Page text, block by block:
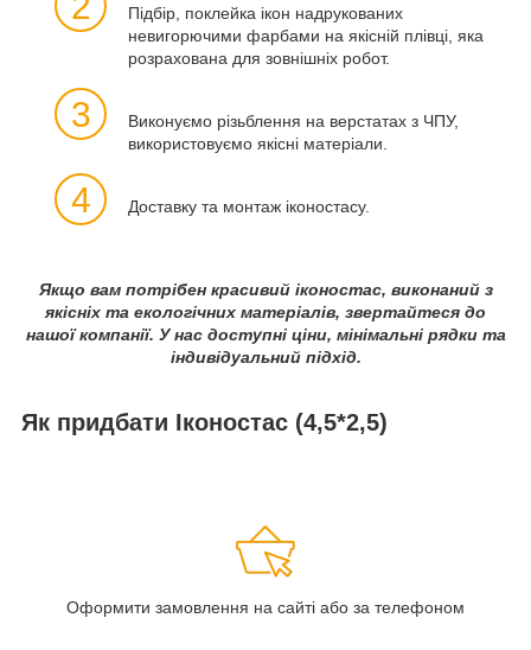
Підбір, поклейка ікон надрукованих
невигорючими фарбами на якісній плівці, яка
розрахована для зовнішніх робот.
3
Виконуємо різьблення на верстатах з ЧПУ,
використовуємо якісні матеріали.
4 Доставку та монтаж іконостасу.
Якщо вам потрібен красивий іконостас, виконаний з
якісніх та екологічних матеріалів, звертайтеся до
нашої компанії. У нас доступні ціни, мінімальні рядки та
індивідуальний підхід.
Як придбати Іконостас (4,5*2,5)
Оформити замовлення на сайті або за телефоном